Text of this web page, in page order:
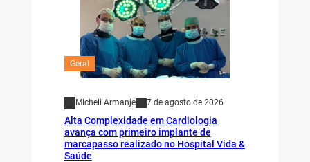
Geral
Micheli Armanje 7 de agosto de 2026
Alta Complexidade em Cardiologia
avança com primeiro implante de
marcapasso realizado no Hospital Vida &
Saúde